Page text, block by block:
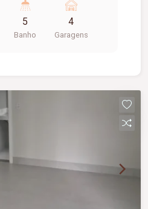
sendo 02 vagas
Varanda gourmet
living; Piscina aquecida,
amplitude e
planejada com ilha
aprecia praticidade e
Home TV aconchegante;
hóspedes ou para
sem abrir mão do
5
Banho
4
Garagens